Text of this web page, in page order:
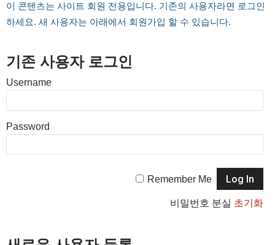
이 콘텐츠는 사이트 회원 전용입니다. 기존의 사용자라면 로그인
하세요. 새 사용자는 아래에서 회원가입 할 수 있습니다.
기존 사용자 로그인
Username
Password
Remember Me
비밀번호 분실 초기화